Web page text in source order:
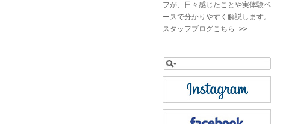
フが、日々感じたことや実体験ベ
ースで分かりやすく解説します。
スタッフブログこちら >>